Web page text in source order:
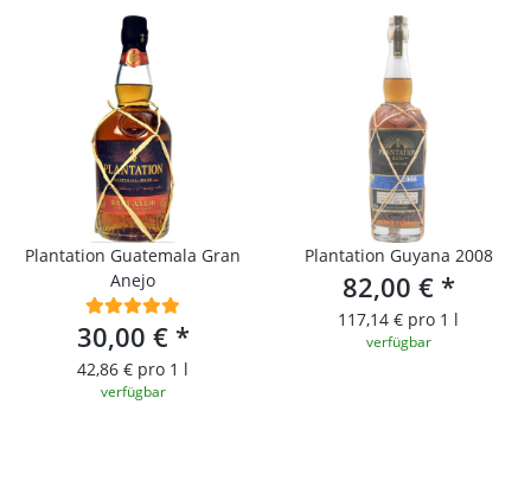
Plantation Guatemala Gran
Anejo
30,00 € *
42,86 € pro 1 l
verfügbar
Plantation Guyana 2008
82,00 € *
117,14 € pro 1 l
verfügbar